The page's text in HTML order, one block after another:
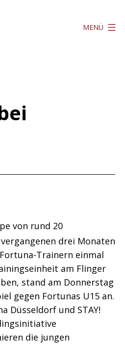
MENÜ
von rund 20
drei Monaten
Trainern einmal
am Flinger
stand am Donnerstag
gegen Fortunas U15 an.
Düsseldorf und STAY!
die jungen